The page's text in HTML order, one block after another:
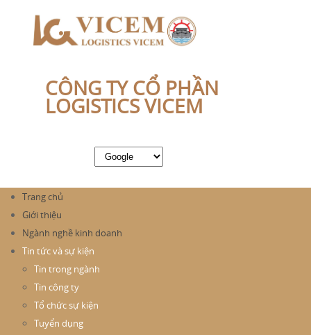
CÔNG TY CỔ PHẦN
LOGISTICS VICEM
Trang chủ
Giới thiệu
Ngành nghề kinh doanh
Tin tức và sự kiện
Tin trong ngành
Tin công ty
Tổ chức sự kiện
Tuyển dụng